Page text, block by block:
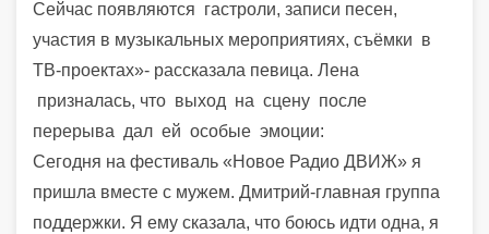
Сейчас появляются гастроли, записи песен,
участия в музыкальных мероприятиях, съёмки в
ТВ-проектах»- рассказала певица. Лена
призналась, что выход на сцену после
перерыва дал ей особые эмоции:
Сегодня на фестиваль «Новое Радио ДВИЖ» я
пришла вместе с мужем. Дмитрий-главная группа
поддержки. Я ему сказала, что боюсь идти одна, я